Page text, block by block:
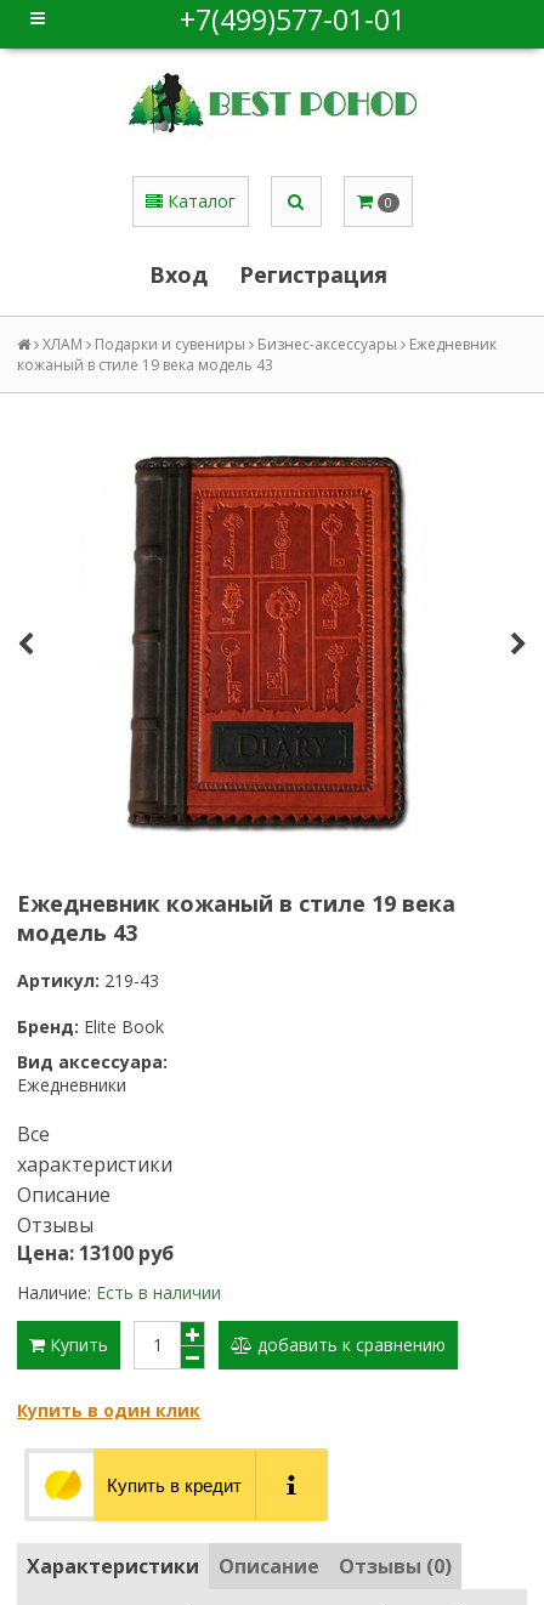
+7(499)577-01-01
Каталог 0
Вход Регистрация
ХЛАМ Подарки и сувениры Бизнес-аксессуары
Ежедневник
кожаный в стиле 19 века модель 43
Ежедневник кожаный в стиле 19 века
модель 43
Артикул: 219-43
Бренд: Elite Book
Вид аксессуара:
Ежедневники
Все
характеристики
Описание
Отзывы
Цена: 13100 руб
Наличие: Есть в наличии
Купить добавить к сравнению
Купить в один клик
Купить в кредит
Характеристики Описание Отзывы (0)